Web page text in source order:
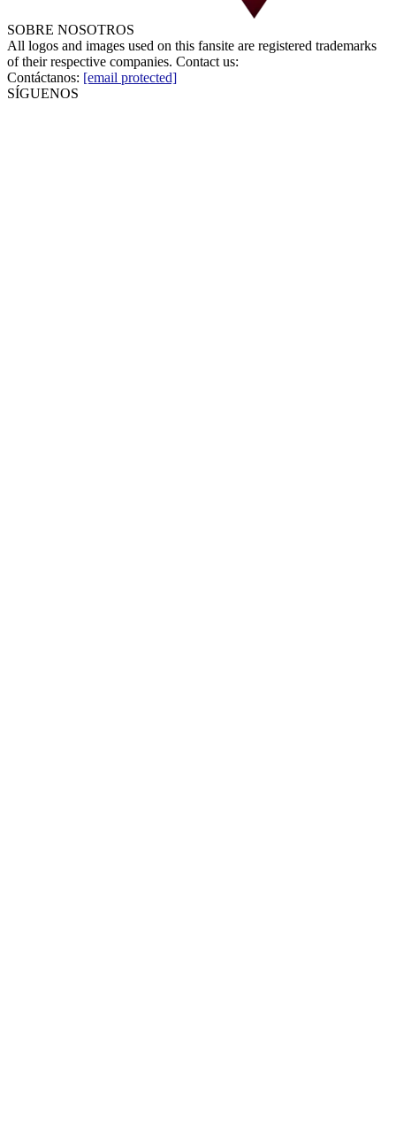
SOBRE NOSOTROS
All logos and images used on this fansite are registered trademarks
of their respective companies. Contact us:
Contáctanos: [email protected]
SÍGUENOS